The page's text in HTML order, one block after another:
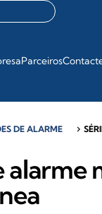
Parceiros
DE ALARME chevron_right
alarme